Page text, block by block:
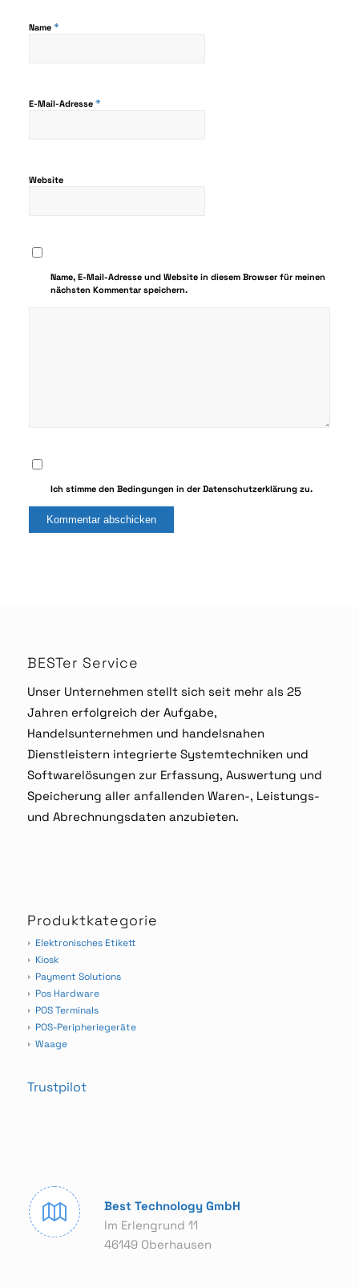
Name *
E-Mail-Adresse *
Website
Name, E-Mail-Adresse und Website in diesem Browser für meinen
nächsten Kommentar speichern.
Ich stimme den Bedingungen in der Datenschutzerklärung zu.
BESTer Service
Unser Unternehmen stellt sich seit mehr als 25
Jahren erfolgreich der Aufgabe,
Handelsunternehmen und handelsnahen
Dienstleistern integrierte Systemtechniken und
Softwarelösungen zur Erfassung, Auswertung und
Speicherung aller anfallenden Waren-, Leistungs-
und Abrechnungsdaten anzubieten.
Produktkategorie
Elektronisches Etikett
Kiosk
Payment Solutions
Pos Hardware
POS Terminals
POS-Peripheriegeräte
Waage
Trustpilot
Best Technology GmbH
Im Erlengrund 11
46149 Oberhausen